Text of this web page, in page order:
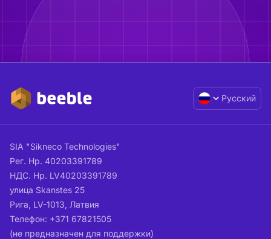
Русский
SIA "Sikneco Technologies"
Рег. Нр. 40203391789
НДС. Нр. LV40203391789
улица Skanstes 25
Рига, LV-1013, Латвия
Телефон: +371 67821505
(не предназначен для поддержки)